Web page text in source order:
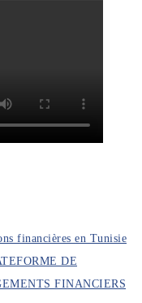
financières en Tunisie
DE
FINANCIERS